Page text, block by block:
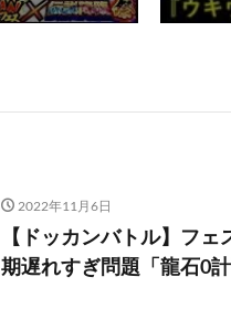
2022年11月6日
【ドッカンバトル】フ
期遅れすぎ問題「龍石0